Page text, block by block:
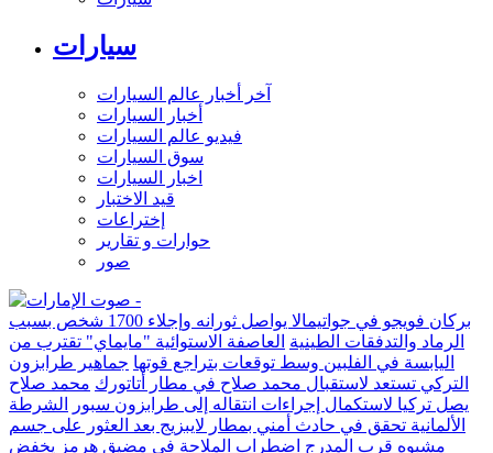
سيارات
آخر أخبار عالم السيارات
أخبار السيارات
فيديو عالم السيارات
سوق السيارات
اخبار السيارات
قيد الاختبار
إختراعات
حوارات و تقارير
صور
بركان فويجو في جواتيمالا يواصل ثورانه وإجلاء 1700 شخص بسبب
الرماد والتدفقات الطينية العاصفة الاستوائية "مايماي" تقترب من
اليابسة في الفلبين وسط توقعات بتراجع قوتها جماهير طرابزون
التركي تستعد لاستقبال محمد صلاح في مطار أتاتورك محمد صلاح
يصل تركيا لاستكمال إجراءات انتقاله إلى طرابزون سبور
الشرطة
الألمانية تحقق في حادث أمني بمطار لايبزيج بعد العثور على جسم
مشبوه قرب المدرج اضطراب الملاحة في مضيق هرمز يخفض